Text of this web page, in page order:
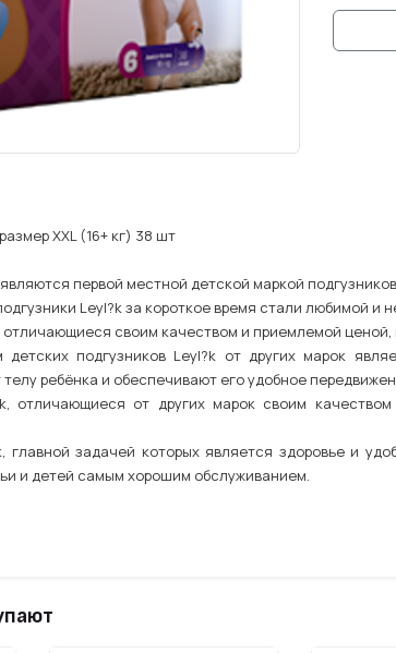
XXL (16+ кг) 38 шт
первой местной детской маркой
Leyl?k за короткое время стали любимой и
отличающиеся своим качеством и приемлемой
подгузников Leyl?k от других марок
ребёнка и обеспечивают его удобное
отличающиеся от других марок своим
главной задачей которых является здоровье и
и детей самым хорошим обслуживанием.